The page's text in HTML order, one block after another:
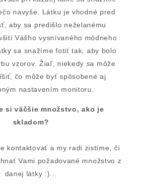
navyše. Látku je vhodné pred
aby sa predišlo neželanému
Vášho vysnívaného módneho
sa snažíme fotiť tak, aby bolo
vzorov. Žiaľ, niekedy sa môže
čo môže byť spôsobené aj
nastavením monitoru.
si väčšie množstvo, ako je
skladom?
kontaktovať a my radi zistíme, či
Vami požadované množstvo z
danej látky :)...